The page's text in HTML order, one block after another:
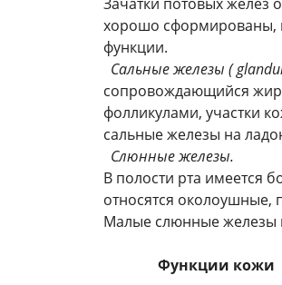
хорошо сформированы,
функции.
Сальные железы (
сопровождающийся
фолликулами, участки
сальные железы на
Слюнные железы.
В полости рта имеется
относятся
Малые слюнные железы
Функции кожи